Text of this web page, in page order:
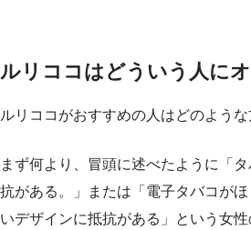
ルリココはどういう人に
ルリココがおすすめの人はどのような
まず何より、冒頭に述べたように「
抗がある。」または「電子タバコが
いデザインに抵抗がある」という女性